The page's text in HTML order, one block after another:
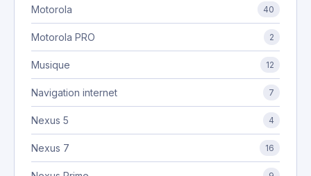
Motorola 40
Motorola PRO 2
Musique 12
Navigation internet 7
Nexus 5 4
Nexus 7 16